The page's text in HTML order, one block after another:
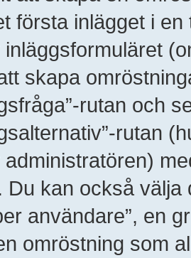
första inlägget i
skapa
rutan och
rutan
Du kan också
användare”, en
omröstning som